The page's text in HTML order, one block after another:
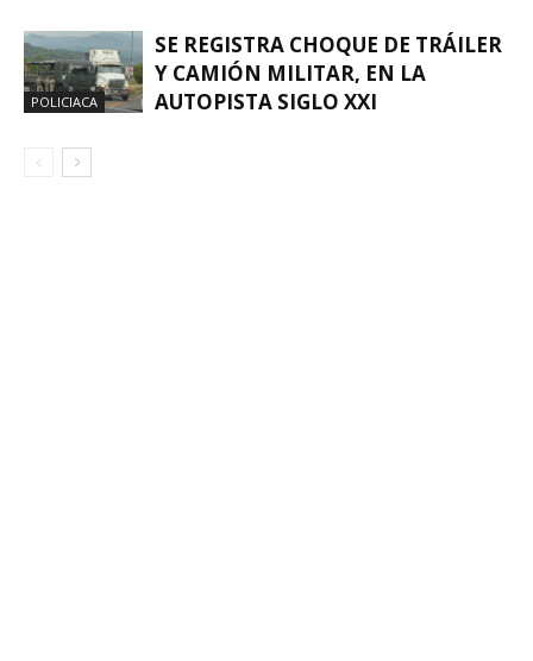
POLICIACA
SE REGISTRA CHOQUE DE TRÁILER
Y CAMIÓN MILITAR, EN LA
AUTOPISTA SIGLO XXI